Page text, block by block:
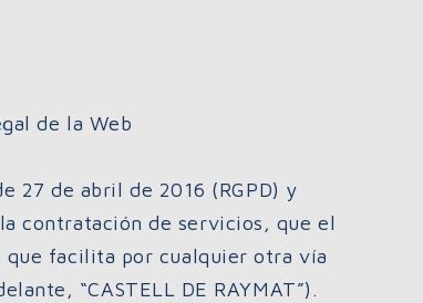
de la Web
27 de abril de 2016 (RGPD) y
contratación de servicios, que el
facilita por cualquier otra vía
“CASTELL DE RAYMAT”).